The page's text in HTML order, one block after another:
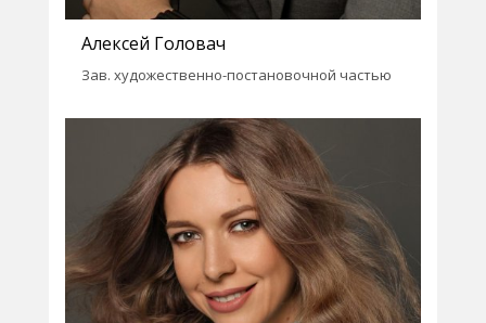
Алексей Головач
Зав. художественно-постановочной частью